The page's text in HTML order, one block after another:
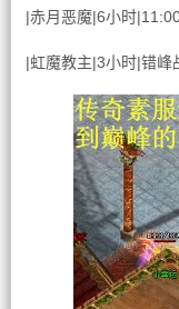
|赤月恶魔|6小时
|虹魔教主|3小时|错峰